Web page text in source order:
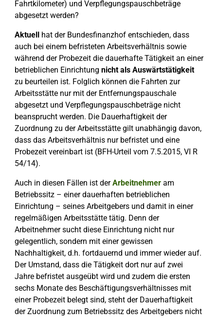
Fahrtkilometer) und Verpflegungspauschbeträge
abgesetzt werden?
Aktuell hat der Bundesfinanzhof entschieden, dass
auch bei einem befristeten Arbeitsverhältnis sowie
während der Probezeit die dauerhafte Tätigkeit an einer
betrieblichen Einrichtung nicht als Auswärtstätigkeit
zu beurteilen ist. Folglich können die Fahrten zur
Arbeitsstätte nur mit der Entfernungspauschale
abgesetzt und Verpflegungspauschbeträge nicht
beansprucht werden. Die Dauerhaftigkeit der
Zuordnung zu der Arbeitsstätte gilt unabhängig davon,
dass das Arbeitsverhältnis nur befristet und eine
Probezeit vereinbart ist (BFH-Urteil vom 7.5.2015, VI R
54/14).
Auch in diesen Fällen ist derArbeitnehmer am
Betriebssitz – einer dauerhaften betrieblichen
Einrichtung – seines Arbeitgebers und damit in einer
regelmäßigen Arbeitsstätte tätig. Denn der
Arbeitnehmer sucht diese Einrichtung nicht nur
gelegentlich, sondern mit einer gewissen
Nachhaltigkeit, d.h. fortdauernd und immer wieder auf.
Der Umstand, dass die Tätigkeit dort nur auf zwei
Jahre befristet ausgeübt wird und zudem die ersten
sechs Monate des Beschäftigungsverhältnisses mit
einer Probezeit belegt sind, steht der Dauerhaftigkeit
der Zuordnung zum Betriebssitz des Arbeitgebers nicht